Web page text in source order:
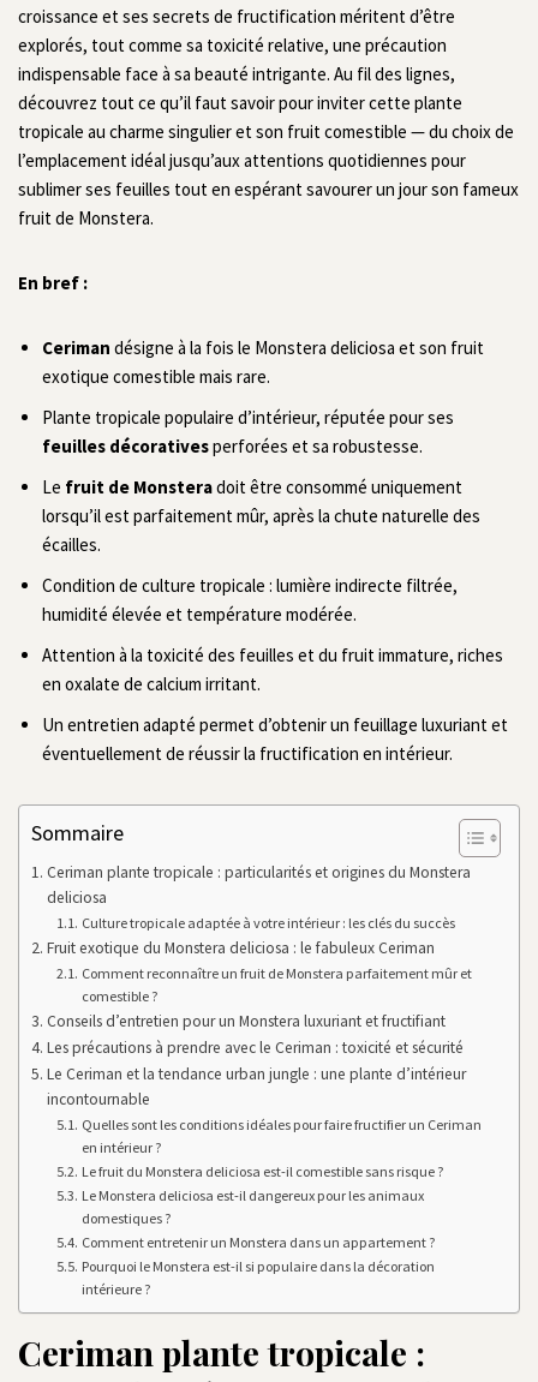
croissance et ses secrets de fructification méritent d’être
explorés, tout comme sa toxicité relative, une précaution
indispensable face à sa beauté intrigante. Au fil des lignes,
découvrez tout ce qu’il faut savoir pour inviter cette plante
tropicale au charme singulier et son fruit comestible — du choix de
l’emplacement idéal jusqu’aux attentions quotidiennes pour
sublimer ses feuilles tout en espérant savourer un jour son fameux
fruit de Monstera.
En bref :
Ceriman désigne à la fois le Monstera deliciosa et son fruit
exotique comestible mais rare.
Plante tropicale populaire d’intérieur, réputée pour ses
feuilles décorativesperforées et sa robustesse.
Le fruit de Monsteradoit être consommé uniquement
lorsqu’il est parfaitement mûr, après la chute naturelle des
écailles.
Condition de culture tropicale : lumière indirecte filtrée,
humidité élevée et température modérée.
Attention à la toxicité des feuilles et du fruit immature, riches
en oxalate de calcium irritant.
Un entretien adapté permet d’obtenir un feuillage luxuriant et
éventuellement de réussir la fructification en intérieur.
Sommaire
Ceriman plante tropicale : particularités et origines du Monstera
deliciosa
Culture tropicale adaptée à votre intérieur : les clés du succès
Fruit exotique du Monstera deliciosa : le fabuleux Ceriman
Comment reconnaître un fruit de Monstera parfaitement mûr et
comestible ?
Conseils d’entretien pour un Monstera luxuriant et fructifiant
Les précautions à prendre avec le Ceriman : toxicité et sécurité
Le Ceriman et la tendance urban jungle : une plante d’intérieur
incontournable
Quelles sont les conditions idéales pour faire fructifier un Ceriman
en intérieur ?
Le fruit du Monstera deliciosa est-il comestible sans risque ?
Le Monstera deliciosa est-il dangereux pour les animaux
domestiques ?
Comment entretenir un Monstera dans un appartement ?
Pourquoi le Monstera est-il si populaire dans la décoration
intérieure ?
Ceriman plante tropicale :